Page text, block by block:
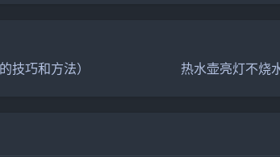
技巧和方法）